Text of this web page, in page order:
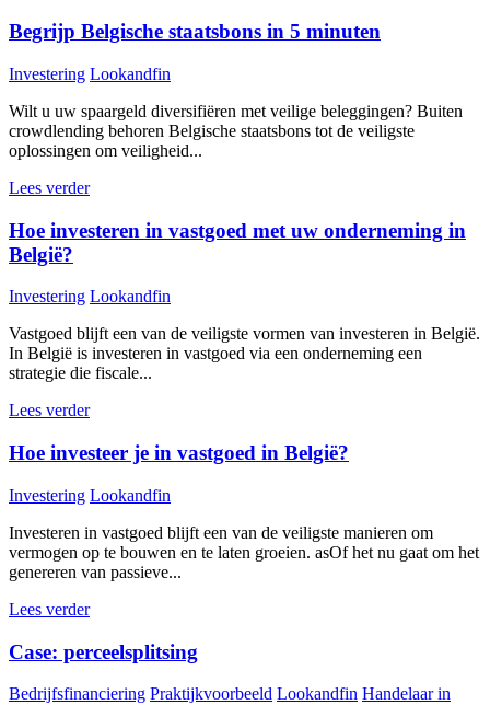
Begrijp Belgische staatsbons in 5 minuten
Investering Lookandfin
Wilt u uw spaargeld diversifiëren met veilige beleggingen? Buiten
crowdlending behoren Belgische staatsbons tot de veiligste
oplossingen om veiligheid...
Lees verder
Hoe investeren in vastgoed met uw onderneming in
België?
Investering Lookandfin
Vastgoed blijft een van de veiligste vormen van investeren in België.
In België is investeren in vastgoed via een onderneming een
strategie die fiscale...
Lees verder
Hoe investeer je in vastgoed in België?
Investering Lookandfin
Investeren in vastgoed blijft een van de veiligste manieren om
vermogen op te bouwen en te laten groeien. asOf het nu gaat om het
genereren van passieve...
Lees verder
Case: perceelsplitsing
Bedrijfsfinanciering Praktijkvoorbeeld Lookandfin Handelaar in